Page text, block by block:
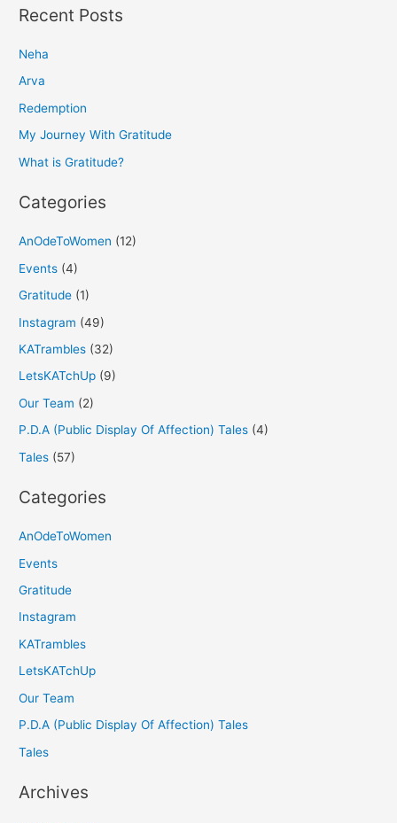
a
c
h
f
o
Recent Posts
Neha
Arva
Redemption
My Journey With Gratitude
What is Gratitude?
Categories
AnOdeToWomen (12)
Events (4)
Gratitude (1)
Instagram (49)
KATrambles (32)
LetsKATchUp (9)
Our Team (2)
P.D.A (Public Display Of Affection) Tales (4)
Tales (57)
Categories
AnOdeToWomen
Events
Gratitude
Instagram
KATrambles
LetsKATchUp
Our Team
P.D.A (Public Display Of Affection) Tales
Tales
Archives